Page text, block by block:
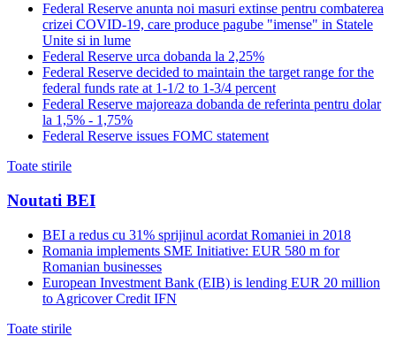
Federal Reserve anunta noi masuri extinse pentru combaterea
crizei COVID-19, care produce pagube "imense" in Statele
Unite si in lume
Federal Reserve urca dobanda la 2,25%
Federal Reserve decided to maintain the target range for the
federal funds rate at 1-1/2 to 1-3/4 percent
Federal Reserve majoreaza dobanda de referinta pentru dolar
la 1,5% - 1,75%
Federal Reserve issues FOMC statement
Toate stirile
Noutati BEI
BEI a redus cu 31% sprijinul acordat Romaniei in 2018
Romania implements SME Initiative: EUR 580 m for
Romanian businesses
European Investment Bank (EIB) is lending EUR 20 million
to Agricover Credit IFN
Toate stirile